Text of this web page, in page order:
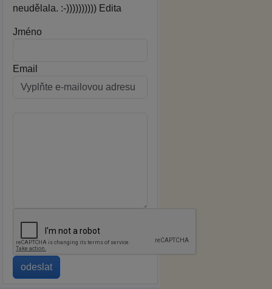
neudělala. :-)))))))))) Edita
Jméno
Email